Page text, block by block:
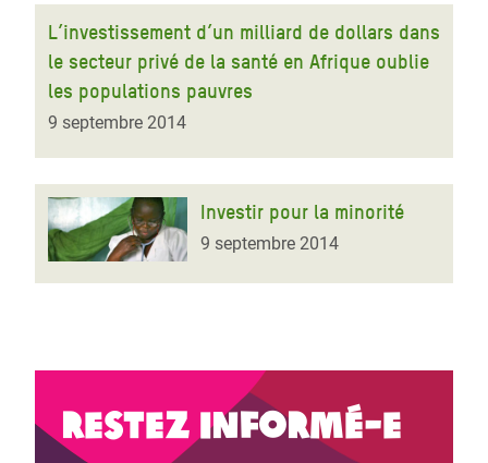
L’investissement d’un milliard de dollars dans
le secteur privé de la santé en Afrique oublie
les populations pauvres
9 septembre 2014
Investir pour la minorité
9 septembre 2014
Restez informé-e